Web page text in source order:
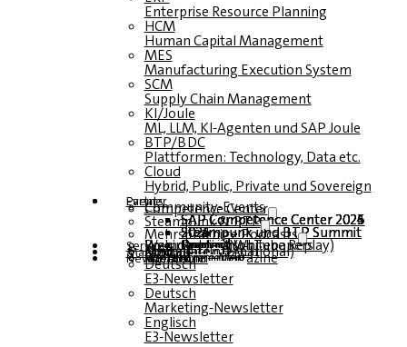
Enterprise Resource Planning
HCM
Human Capital Management
MES
Manufacturing Execution System
SCM
Supply Chain Management
KI/Joule
ML, LLM, KI-Agenten und SAP Joule
BTP/BDC
Plattformen: Technology, Data etc.
Cloud
Hybrid, Public, Private und Sovereign
Partner
EventsCommunity-Events
Competence Center
SAP Competence Center 2026
SAP Competence Center 2025
SAP Competence Center 2024
SAP Competence Center 2023
Steampunk & BTP
Steampunk und BTP Summit 2026
Steampunk und BTP Summit 2025
Steampunk und BTP Summit 2024
Mehrsprachige Podcasts
Deutsch
Englisch
Spanisch
Französisch
Roundtables (YouTube Replay)
Webinare und Whitepapers
Service
Formulare
Kontakt
Mediadaten DACH
Media Kit (International)
Magazin
hier abonnieren
für Abonnenten
kostenfreie Magazine
Newsletter
Deutsch
E3-Newsletter
Deutsch
Marketing-Newsletter
Englisch
E3-Newsletter